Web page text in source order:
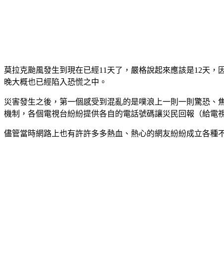
莫拉克颱風發生到現在已經11天了，嚴格說起來應該是12天
晚大概也已經陷入恐慌之中。
災害發生之後，第一個感受到混亂的是噗浪上一則一則驚恐
機制，各個電視台紛紛提供各自的電話號碼讓災民回報（給電
儘管當時網路上也有許許多多熱血、熱心的網友紛紛成立各種